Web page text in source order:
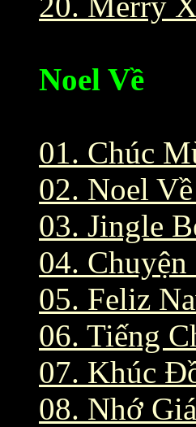
Noel Về
01. Chúc
02. Noel
03. Jingle
04.
05. Feliz
06. Tiếng
07. Khúc
08. Nhớ